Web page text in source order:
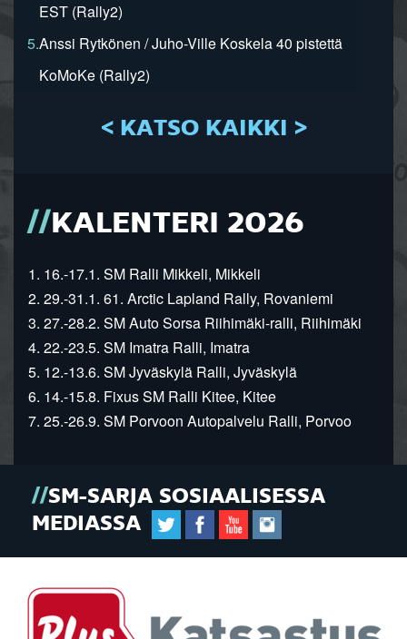
EST (Rally2)
5.Anssi Rytkönen / Juho-Ville Koskela 40 pistettä
KoMoKe (Rally2)
< KATSO KAIKKI >
KALENTERI 2026
1. 16.-17.1. SM Ralli Mikkeli, Mikkeli
2. 29.-31.1. 61. Arctic Lapland Rally, Rovaniemi
3. 27.-28.2. SM Auto Sorsa Riihimäki-ralli, Riihimäki
4. 22.-23.5. SM Imatra Ralli, Imatra
5. 12.-13.6. SM Jyväskylä Ralli, Jyväskylä
6. 14.-15.8. Fixus SM Ralli Kitee, Kitee
7. 25.-26.9. SM Porvoon Autopalvelu Ralli, Porvoo
SM-SARJA SOSIAALISESSA
MEDIASSA